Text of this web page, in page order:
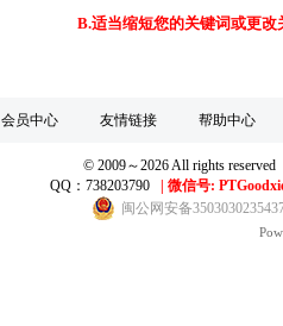
B.适当缩短您的关键词或更
会员中心 友情链接 帮助中心
© 2009～2026 All rights
QQ：738203790
微信号:
闽公网安备